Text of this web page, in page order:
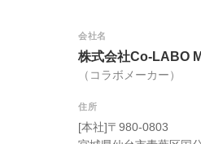
会社名
株式会社Co-LABO
（コラボメーカー）
住所
[本社]〒980-0803